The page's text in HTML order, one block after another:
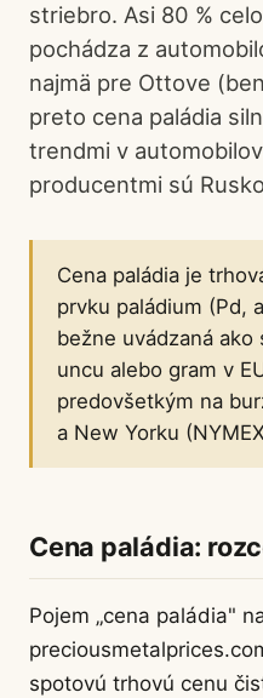
striebro. Asi 80 %
pochádza z
najmä pre Ottove
preto cena paládia
trendmi v
producentmi sú
Cena paládia je
prvku paládium (Pd,
bežne uvádzaná
uncu alebo gram v
predovšetkým na
a New Yorku
Cena paládia:
Pojem „cena paládia"
spotovú trhovú cenu